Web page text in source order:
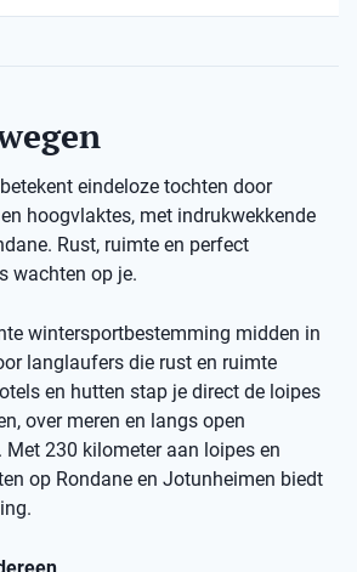
eindeloze tochten door
hoogvlaktes, met indrukwekkende
Rust, ruimte en perfect
wachten op je.
wintersportbestemming midden in
langlaufers die rust en ruimte
en hutten stap je direct de loipes
over meren en langs open
Met 230 kilometer aan loipes en
op Rondane en Jotunheimen biedt